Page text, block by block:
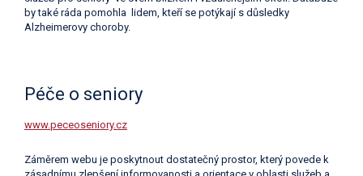
by také ráda pomohla lidem, kteří se potýkají s důsledky
Alzheimerovy choroby.
Péče o seniory
www.peceoseniory.cz
Záměrem webu je poskytnout dostatečný prostor, který povede k